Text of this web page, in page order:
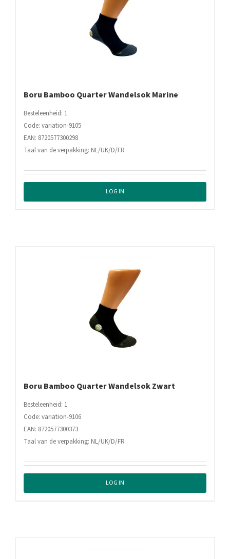
Boru Bamboo Quarter Wandelsok Marine
Besteleenheid: 1
Code: variation-9105
EAN: 8720577300298
Taal van de verpakking: NL/UK/D/FR
LOG IN
Boru Bamboo Quarter Wandelsok Zwart
Besteleenheid: 1
Code: variation-9106
EAN: 8720577300373
Taal van de verpakking: NL/UK/D/FR
LOG IN